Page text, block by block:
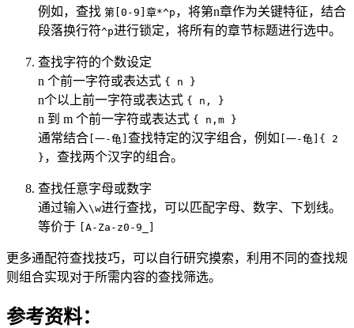
例如，查找 第[0-9]章*^p ，将第n章作为关键特征，结合
段落换行符^p进行锁定，将所有的章节标题进行选中。
查找字符的个数设定
n 个前一字符或表达式 { n }
n个以上前一字符或表达式 { n, }
n 到 m 个前一字符或表达式 { n,m }
通常结合 [一-龟] 查找特定的汉字组合，例如
[一-龟]{ 2
} ，查找两个汉字的组合。
查找任意字母或数字
通过输入\w进行查找，可以匹配字母、数字、下划线。
等价于
[A-Za-z0-9_]
更多通配符查找技巧，可以自行研究摸索，利用不同的查找规
则组合实现对于所需内容的查找筛选。
参考资料：